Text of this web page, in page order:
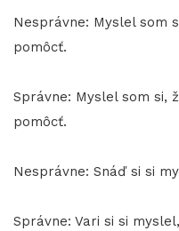
Nesprávne: Myslel som
pomôcť.
Správne: Myslel som si,
pomôcť.
Nesprávne: Snáď si si
Správne: Vari si si